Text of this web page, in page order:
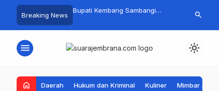
Breaking News
PKK Provinsi Bali di
Omzet Ratusan
Bupati Kembang Sambangi
Bantuan Disalurkan untuk
Tim
Perairan
search
menu light_mode
home Daerah Hukum dan Kriminal Kuliner Mimbar